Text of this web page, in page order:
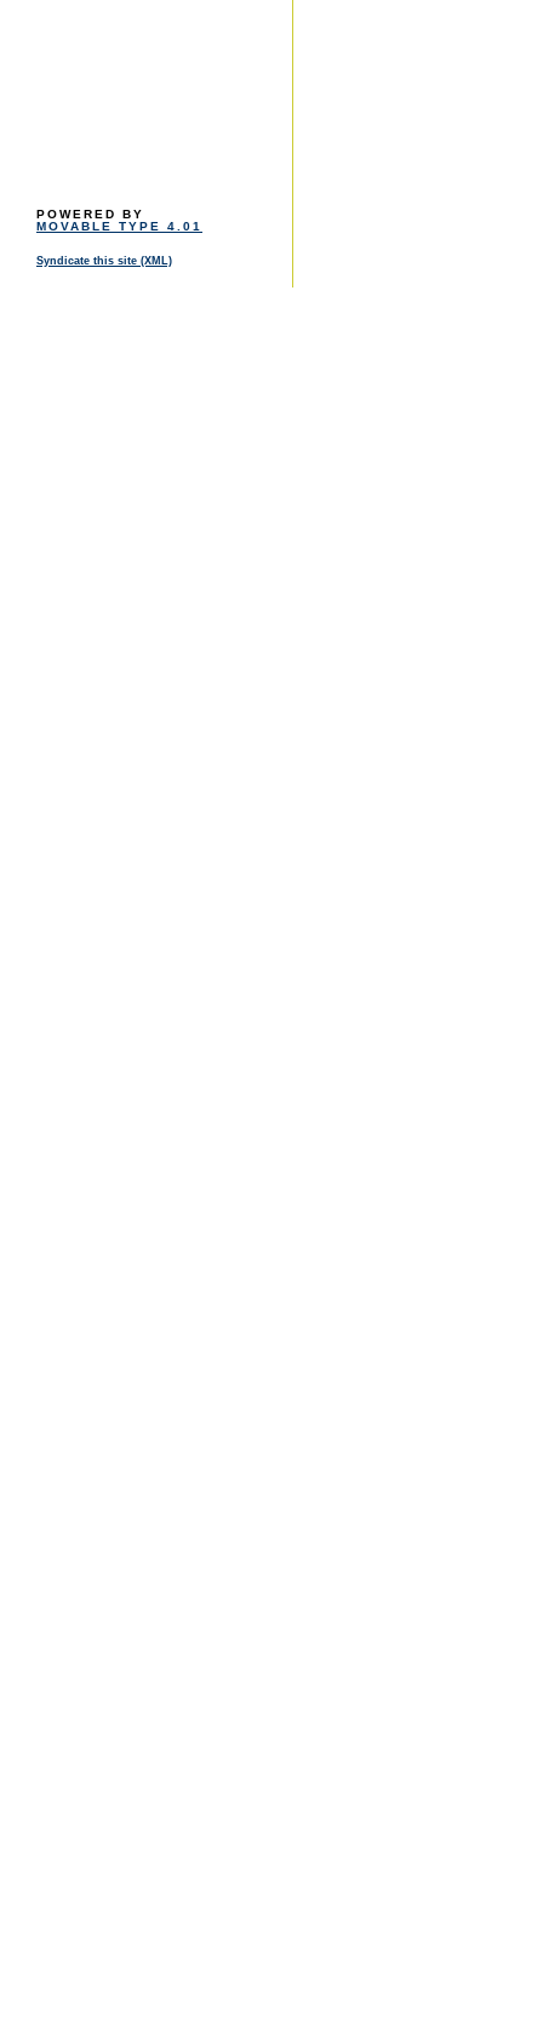
POWERED BY
MOVABLE TYPE 4.01
Syndicate this site (XML)